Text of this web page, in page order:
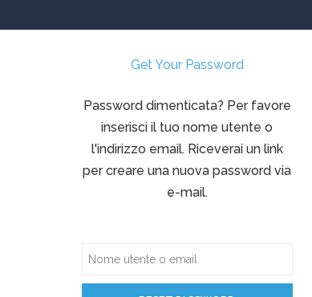
Get Your Password
Password dimenticata? Per favore
inserisci il tuo nome utente o
l'indirizzo email. Riceverai un link
per creare una nuova password via
e-mail.